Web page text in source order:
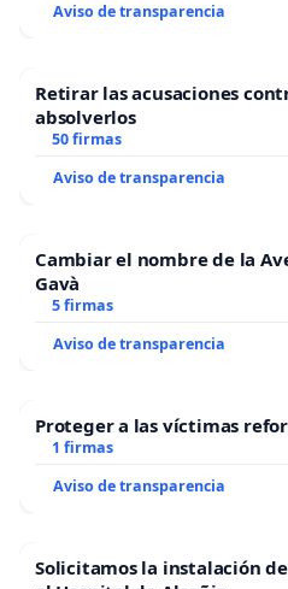
Aviso de transparencia
Retirar las acusaciones
absolverlos
50 firmas
Aviso de transparencia
Cambiar el nombre de la
Gavà
5 firmas
Aviso de transparencia
Proteger a las víctimas
1 firmas
Aviso de transparencia
Solicitamos la instalación